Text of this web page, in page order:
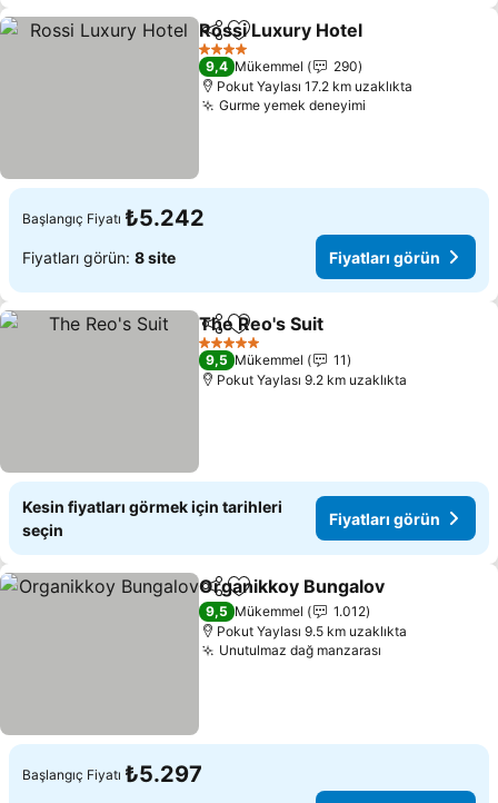
PaylaşFavorilerime ekle
Rossi Luxury Hotel
4 Yıldız
9,4 Mükemmel
290
Pokut Yaylası 17.2 km uzaklıkta
Gurme yemek deneyimi
Başlangıç Fiyatı ₺5.242
Fiyatları görün: 8 site Fiyatları görün
PaylaşFavorilerime ekle
The Reo's Suit
5 Yıldız
9,5 Mükemmel
11
Pokut Yaylası 9.2 km uzaklıkta
Kesin fiyatları görmek için tarihleri
seçin
Fiyatları görün
PaylaşFavorilerime ekle
Organikkoy Bungalov
9,5 Mükemmel
1.012
Pokut Yaylası 9.5 km uzaklıkta
Unutulmaz dağ manzarası
Başlangıç Fiyatı ₺5.297